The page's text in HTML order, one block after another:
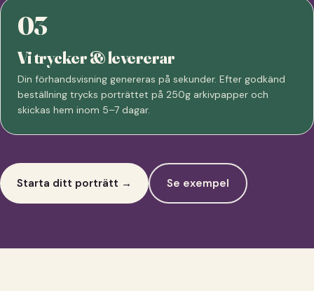
03
Vi trycker & levererar
Din förhandsvisning genereras på sekunder. Efter godkänd
beställning trycks porträttet på 250g arkivpapper och
skickas hem inom 5–7 dagar.
Starta ditt porträtt → Se exempel